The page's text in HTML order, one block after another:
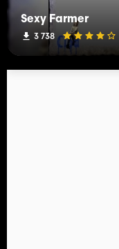
Sexy Farmer
3 738